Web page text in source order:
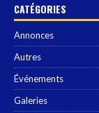
CATÉGORIES
Annonces
Autres
Événements
Galeries